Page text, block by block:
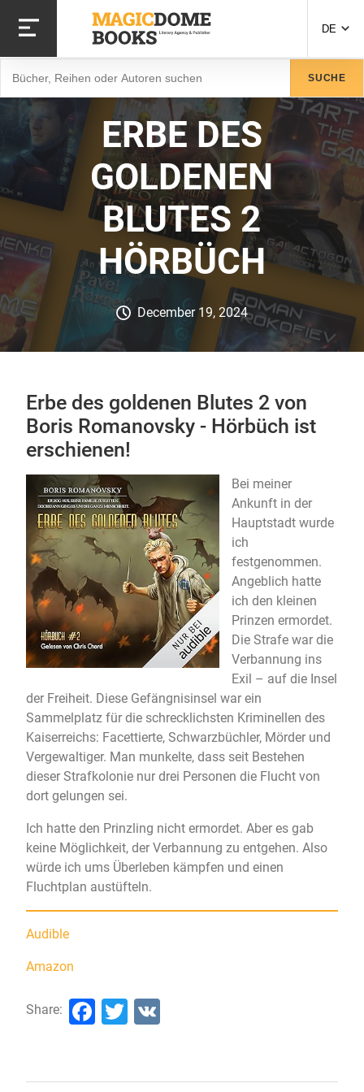
zum
Inhalt
DE
SUCHE
ERBE DES
GOLDENEN
BLUTES 2
HÖRBÜCH
December 19, 2024
Erbe des goldenen Blutes 2 von
Boris Romanovsky - Hörbüch ist
erschienen!
Bei meiner
Ankunft in der
Hauptstadt wurde
ich
festgenommen.
Angeblich hatte
ich den kleinen
Prinzen ermordet.
Die Strafe war die
Verbannung ins
Exil – auf die Insel
der Freiheit. Diese Gefängnisinsel war ein
Sammelplatz für die schrecklichsten Kriminellen des
Kaiserreichs: Facettierte, Schwarzbüchler, Mörder und
Vergewaltiger. Man munkelte, dass seit Bestehen
dieser Strafkolonie nur drei Personen die Flucht von
dort gelungen sei.
Ich hatte den Prinzling nicht ermordet. Aber es gab
keine Möglichkeit, der Verbannung zu entgehen. Also
würde ich ums Überleben kämpfen und einen
Fluchtplan austüfteln.
Audible
Amazon
Share: Facebook
Twitter